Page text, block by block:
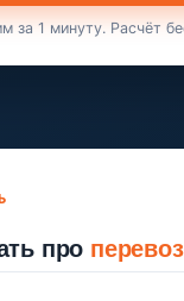
за 1 минуту. Расчёт
про